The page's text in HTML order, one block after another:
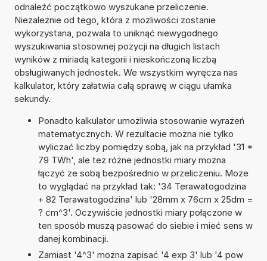
odnaleźć początkowo wyszukane przeliczenie.
Niezależnie od tego, która z możliwości zostanie
wykorzystana, pozwala to uniknąć niewygodnego
wyszukiwania stosownej pozycji na długich listach
wyników z miriadą kategorii i nieskończoną liczbą
obsługiwanych jednostek. We wszystkim wyręcza nas
kalkulator, który załatwia całą sprawę w ciągu ułamka
sekundy.
Ponadto kalkulator umożliwia stosowanie wyrażeń
matematycznych. W rezultacie można nie tylko
wyliczać liczby pomiędzy sobą, jak na przykład '31 *
79 TWh', ale też różne jednostki miary można
łączyć ze sobą bezpośrednio w przeliczeniu. Może
to wyglądać na przykład tak: '34 Terawatogodzina
+ 82 Terawatogodzina' lub '28mm x 76cm x 25dm =
? cm^3'. Oczywiście jednostki miary połączone w
ten sposób muszą pasować do siebie i mieć sens w
danej kombinacji.
Zamiast '4^3' można zapisać '4 exp 3' lub '4 pow